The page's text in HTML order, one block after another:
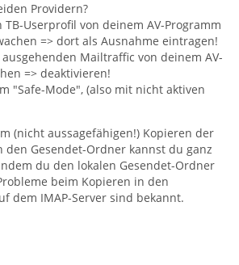
Providern?
Userprofil von deinem AV-Programm
=> dort als Ausnahme eintragen!
Mailtraffic von deinem AV-
=> deaktivieren!
"Safe-Mode", (also mit nicht aktiven
(nicht aussagefähigen!) Kopieren der
den Gesendet-Ordner kannst du ganz
du den lokalen Gesendet-Ordner
beim Kopieren in den
dem IMAP-Server sind bekannt.